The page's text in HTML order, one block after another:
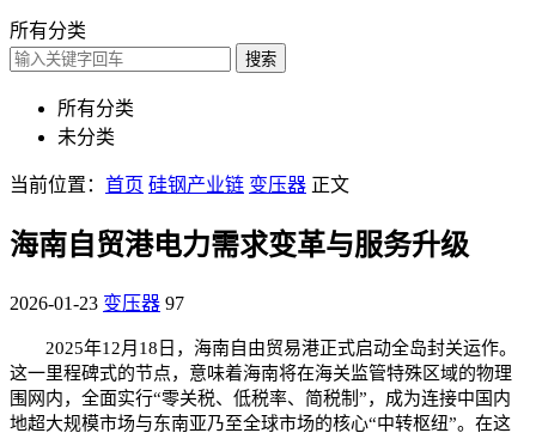
所有分类
搜索
所有分类
未分类
当前位置： 首页 硅钢产业链 变压器 正文
海南自贸港电力需求变革与服务升级
2026-01-23 变压器 97
2025年12月18日，海南自由贸易港正式启动全岛封关运作。
这一里程碑式的节点，意味着海南将在海关监管特殊区域的物理
围网内，全面实行“零关税、低税率、简税制”，成为连接中国内
地超大规模市场与东南亚乃至全球市场的核心“中转枢纽”。在这